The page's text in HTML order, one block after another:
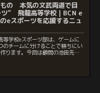
の 本気の文武両道で目
ツ” 飛龍高等学校｜BCN e
eスポーツを応援するニュ
学校eスポーツ部は、ゲームに
のチームに分けることで勝ちにい
ります。今回は顧問の池田先生